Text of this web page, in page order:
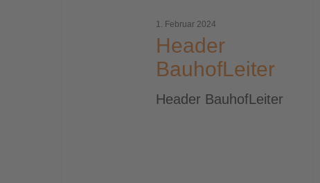
1. Februar 2024
Header
BauhofLeiter
Header BauhofLeiter